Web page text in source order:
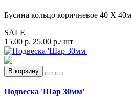
Бусина кольцо коричневое 40 Х
SALE
15.00 р. 25.00 р./ шт
В корзину
Подвеска 'Шар 30мм'